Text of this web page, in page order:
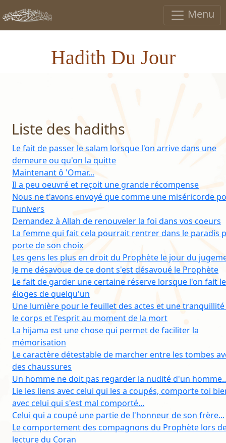
Menu
Hadith Du Jour
Liste des hadiths
Le fait de passer le salam lorsque l'on arrive dans une
demeure ou qu'on la quitte
Maintenant ô 'Omar...
Il a peu oeuvré et reçoit une grande récompense
Nous ne t'avons envoyé que comme une miséricorde
l'univers
Demandez à Allah de renouveler la foi dans vos coeurs
La femme qui fait cela pourrait rentrer dans le paradis
porte de son choix
Les gens les plus en droit du Prophète le jour du
Je me désavoue de ce dont s'est désavoué le Prophète
Le fait de garder une certaine réserve lorsque l'on fait
éloges de quelqu'un
Une lumière pour le feuillet des actes et une
le corps et l'esprit au moment de la mort
La hijama est une chose qui permet de faciliter la
mémorisation
Le caractère détestable de marcher entre les tombes
des chaussures
Un homme ne doit pas regarder la nudité d'un
Lie les liens avec celui qui les a coupés, comporte toi
avec celui qui s'est mal comporté...
Celui qui a coupé une partie de l'honneur de son frère...
Le comportement des compagnons du Prophète lors
lecture du Coran